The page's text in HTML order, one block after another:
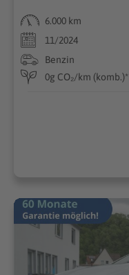
6.000 km
11/2024
Benzin
0g CO₂/km (komb.)*